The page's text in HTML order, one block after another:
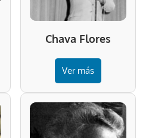
Chava Flores
Ver más